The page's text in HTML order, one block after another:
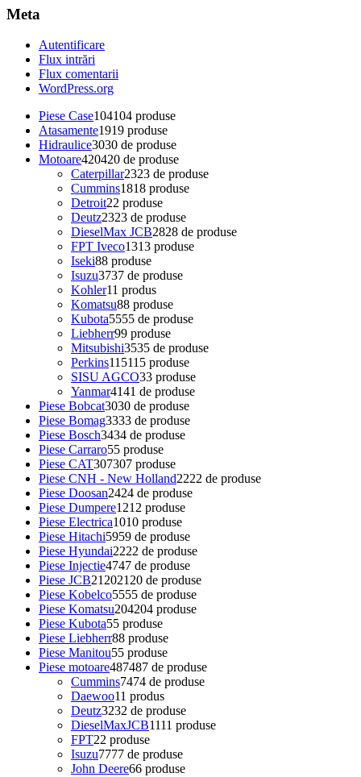
Meta
Autentificare
Flux intrări
Flux comentarii
WordPress.org
Piese Case104104 produse
Atasamente1919 produse
Hidraulice3030 de produse
Motoare420420 de produse
Caterpillar2323 de produse
Cummins1818 produse
Detroit22 produse
Deutz2323 de produse
DieselMax JCB2828 de produse
FPT Iveco1313 produse
Iseki88 produse
Isuzu3737 de produse
Kohler11 produs
Komatsu88 produse
Kubota5555 de produse
Liebherr99 produse
Mitsubishi3535 de produse
Perkins115115 produse
SISU AGCO33 produse
Yanmar4141 de produse
Piese Bobcat3030 de produse
Piese Bomag3333 de produse
Piese Bosch3434 de produse
Piese Carraro55 produse
Piese CAT307307 produse
Piese CNH - New Holland2222 de produse
Piese Doosan2424 de produse
Piese Dumpere1212 produse
Piese Electrica1010 produse
Piese Hitachi5959 de produse
Piese Hyundai2222 de produse
Piese Injectie4747 de produse
Piese JCB21202120 de produse
Piese Kobelco5555 de produse
Piese Komatsu204204 produse
Piese Kubota55 produse
Piese Liebherr88 produse
Piese Manitou55 produse
Piese motoare487487 de produse
Cummins7474 de produse
Daewoo11 produs
Deutz3232 de produse
DieselMaxJCB1111 produse
FPT22 produse
Isuzu7777 de produse
John Deere66 produse